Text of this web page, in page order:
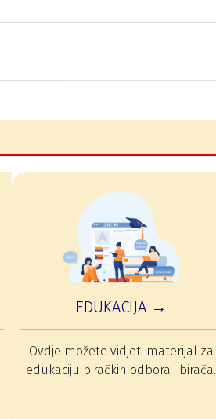
EDUKACIJA →
Ovdje možete vidjeti materijal za
edukaciju biračkih odbora i birača.